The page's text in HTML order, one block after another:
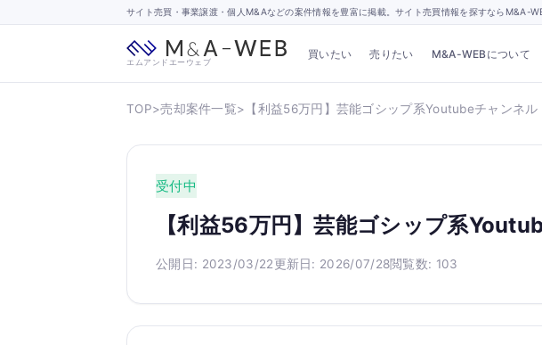
サイト売買・事業譲渡・個人M&Aなどの案件情報を豊富に掲載。サイト売買情報を探すならM&A-
エムアンドエーウェブ
買いたい 売りたい M&A-WEBについて
TOP>売却案件一覧> 【利益56万円】芸能ゴシップ系Youtubeチャンネル
受付中
【利益56万円】芸能ゴシップ系
公開日: 2023/03/22更新日: 2026/07/28閲覧数: 103